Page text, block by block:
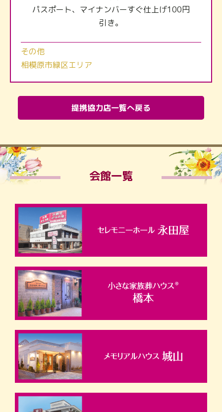
パスポート、マイナンバーすぐ仕上げ100円
引き。
その他
相模原市緑区エリア
提携協力店一覧へ戻る
会館一覧